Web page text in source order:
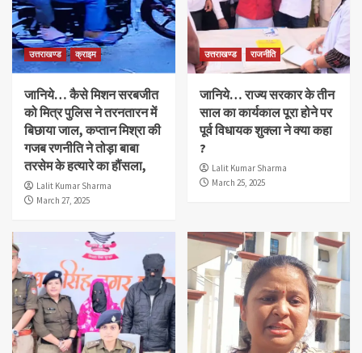
उत्तराखण्ड क्राइम
जानिये… कैसे मिशन सरबजीत
को मित्र पुलिस ने तरनतारन में
बिछाया जाल, कप्तान मिश्रा की
गजब रणनीति ने तोड़ा बाबा
तरसेम के हत्यारे का हौंसला,
Lalit Kumar Sharma
March 27, 2025
उत्तराखण्ड राजनीति
जानिये… राज्य सरकार के तीन
साल का कार्यकाल पूरा होने पर
पूर्व विधायक शुक्ला ने क्या कहा
?
Lalit Kumar Sharma
March 25, 2025